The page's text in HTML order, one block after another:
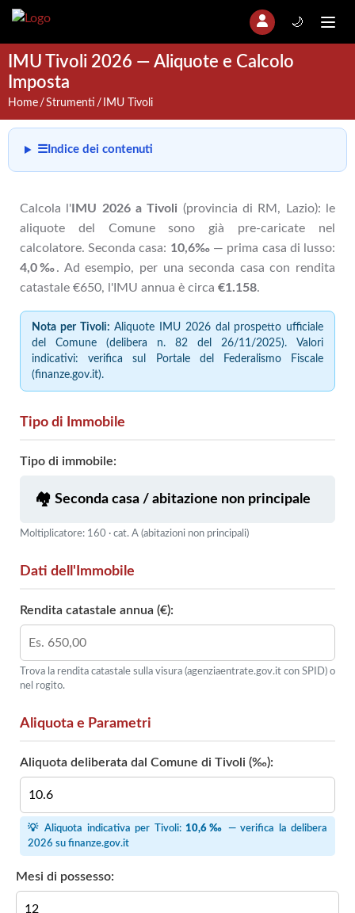
🌙
IMU Tivoli 2026 — Aliquote e Calcolo
Imposta
Home Strumenti IMU Tivoli
☰ Indice dei contenuti
Calcola l' IMU 2026 a Tivoli (provincia di RM, Lazio): le
aliquote del Comune sono già pre-caricate nel
calcolatore. Seconda casa: 10,6‰ — prima casa di lusso:
4,0‰. Ad esempio, per una seconda casa con rendita
catastale €650, l'IMU annua è circa €1.158.
Nota per Tivoli: Aliquote IMU 2026 dal prospetto ufficiale
del Comune (delibera n. 82 del 26/11/2025). Valori
indicativi: verifica sul Portale del Federalismo Fiscale
(finanze.gov.it).
Tipo di Immobile
Tipo di immobile:
Moltiplicatore: 160 · cat. A (abitazioni non principali)
Dati dell'Immobile
Rendita catastale annua (€):
Trova la rendita catastale sulla visura (agenziaentrate.gov.it con SPID) o
nel rogito.
Aliquota e Parametri
Aliquota deliberata dal Comune di Tivoli (‰):
💡 Aliquota indicativa per Tivoli: 10,6‰
— verifica la delibera
2026 su finanze.gov.it
Mesi di possesso: